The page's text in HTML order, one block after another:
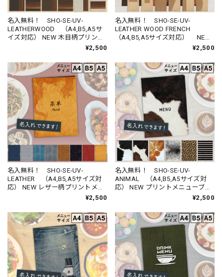
名入無料！ SHO-SE-UV-
LEATHERWOOD （A4,B5,A5サ
イズ対応） NEW 木目柄プリント
メニューブック （受注生産品）
¥2,500
名入無料！ SHO-SE-UV-
LEATHER WOOD FRENCH
（A4,B5,A5サイズ対応） NEW
木目柄プリントメニューブック
¥2,500
名入無料！ SHO-SE-UV-
LEATHER （A4,B5,A5サイズ対
応） NEW レザー柄プリントメニ
ューブック （受注生産品）¥2,500
名入無料！ SHO-SE-UV-
ANIMAL （A4,B5,A5サイズ対
応） NEW プリントメニューブッ
¥2,500